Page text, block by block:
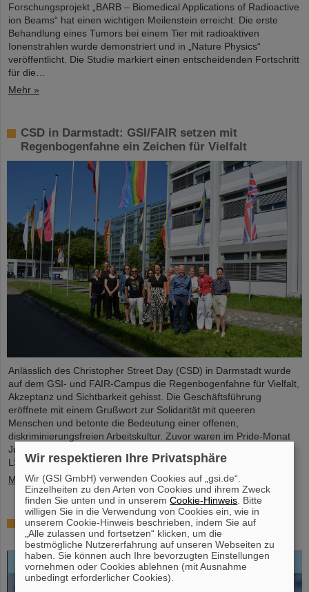
Forschungsprojekt „BARB – Biomedical Applications of Radioactive
ion Beams“ hat einen wichtigen Meilenstein erreicht: Die erste
Behandlung eines Tumors bei einem Tier mit radioaktiven
Ionenstrahlen wurde demonstriert und in „Nature Physics“
veröffentlicht. Die Studie markiert einen entscheidenden Fortschritt
für die…
Mehr »
CSD in Darmstadt: GSI/FAIR setzen mit
Regenbogenfahne ein Zeichen für Vielfalt
Anlässlich des Christopher Street Day (CSD) in Darmstadt wurde
auf dem GSI- und FAIR-Campus die Regenbogenfahne für Vielfalt,
Akzeptanz und Sichtbarkeit gehisst. Die Geschäftsführung
eröffnete mit einem Grußwort zur Solidarität mit queeren
Menschen und betonte die Bedeutung einer offenen,
diskriminierungsfreien Arbeitskultur. Zuvor waren im Pride-Monat
Juni alle Beschäftigten zum Vortrag „Queer in der Arbeitswelt:
LSBTIQA+ und Intersektionalität im Unternehmen“ eingeladen.
Mehr »
Open-Access-Buch „Hans Joachim Specht –
Scientist and Visionary“ erschienen
Wir respektieren Ihre Privatsphäre
Wir (GSI GmbH) verwenden Cookies auf „gsi.de“.
Einzelheiten zu den Arten von Cookies und ihrem Zweck
finden Sie unten und in unseremCookie-Hinweis . Bitte
willigen Sie in die Verwendung von Cookies ein, wie in
unserem Cookie-Hinweis beschrieben, indem Sie auf
„Alle zulassen und fortsetzen“ klicken, um die
bestmögliche Nutzererfahrung auf unseren Webseiten zu
haben. Sie können auch Ihre bevorzugten Einstellungen
vornehmen oder Cookies ablehnen (mit Ausnahme
unbedingt erforderlicher Cookies).